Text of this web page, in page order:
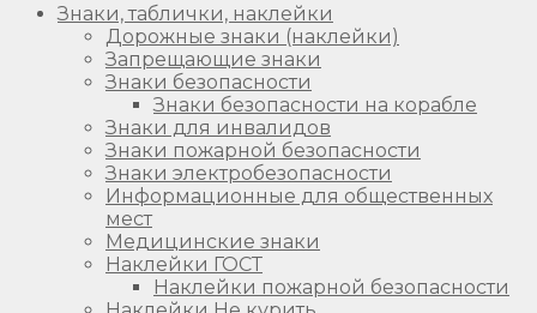
Знаки, таблички, наклейки
Дорожные знаки (наклейки)
Запрещающие знаки
Знаки безопасности
Знаки безопасности на корабле
Знаки для инвалидов
Знаки пожарной безопасности
Знаки электробезопасности
Информационные для общественных
мест
Медицинские знаки
Наклейки ГОСТ
Наклейки пожарной безопасности